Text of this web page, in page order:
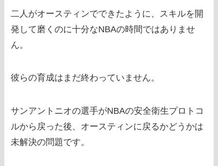
二人がオースティンでできたように、スキルを開
発して磨くのに十分なNBAの時間ではありませ
ん。
彼らの育成はまだ終わっていません。
サンアントニオの選手がNBAの安全衛生プロトコ
ルから戻った後、オースティンに戻るかどうかは
未解決の問題です。